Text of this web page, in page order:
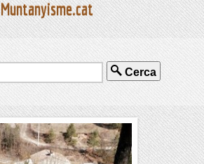
Muntanyisme.cat
Cerca